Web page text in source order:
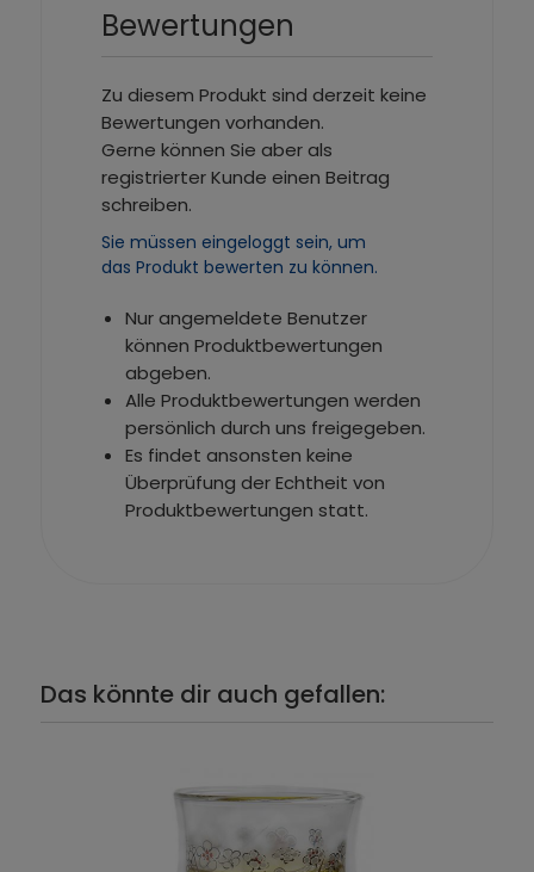
Bewertungen
Zu diesem Produkt sind derzeit keine
Bewertungen vorhanden.
Gerne können Sie aber als
registrierter Kunde einen Beitrag
schreiben.
Sie müssen eingeloggt sein, um
das Produkt bewerten zu können.
Nur angemeldete Benutzer
können Produktbewertungen
abgeben.
Alle Produktbewertungen werden
persönlich durch uns freigegeben.
Es findet ansonsten keine
Überprüfung der Echtheit von
Produktbewertungen statt.
Das könnte dir auch gefallen: